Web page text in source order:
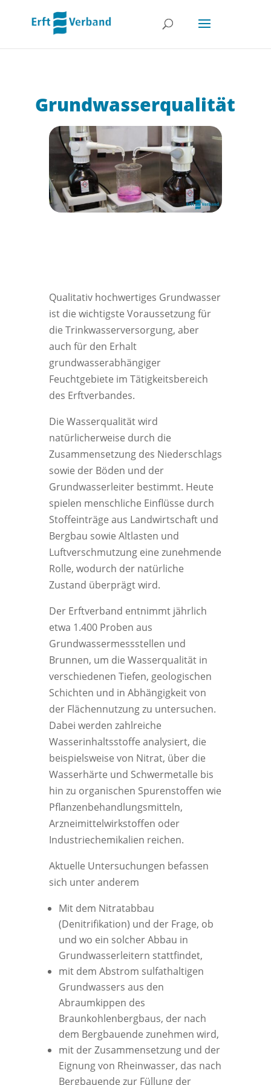
Grundwasser­qualität
Qualitativ hochwertiges Grundwasser
ist die wichtigste Voraussetzung für
die Trinkwasserversorgung, aber
auch für den Erhalt
grundwasserabhängiger
Feuchtgebiete im Tätigkeitsbereich
des Erftverbandes.
Die Wasserqualität wird
natürlicherweise durch die
Zusammensetzung des Niederschlags
sowie der Böden und der
Grundwasserleiter bestimmt. Heute
spielen menschliche Einflüsse durch
Stoffeinträge aus Landwirtschaft und
Bergbau sowie Altlasten und
Luftverschmutzung eine zunehmende
Rolle, wodurch der natürliche
Zustand überprägt wird.
Der Erftverband entnimmt jährlich
etwa 1.400 Proben aus
Grundwassermessstellen und
Brunnen, um die Wasserqualität in
verschiedenen Tiefen, geologischen
Schichten und in Abhängigkeit von
der Flächennutzung zu untersuchen.
Dabei werden zahlreiche
Wasserinhaltsstoffe analysiert, die
beispielsweise von Nitrat, über die
Wasserhärte und Schwermetalle bis
hin zu organischen Spurenstoffen wie
Pflanzenbehandlungsmitteln,
Arzneimittelwirkstoffen oder
Industriechemikalien reichen.
Aktuelle Untersuchungen befassen
sich unter anderem
Mit dem Nitratabbau
(Denitrifikation) und der Frage, ob
und wo ein solcher Abbau in
Grundwasserleitern stattfindet,
mit dem Abstrom sulfathaltigen
Grundwassers aus den
Abraumkippen des
Braunkohlenbergbaus, der nach
dem Bergbauende zunehmen wird,
mit der Zusammensetzung und der
Eignung von Rheinwasser, das nach
Bergbauende zur Füllung der